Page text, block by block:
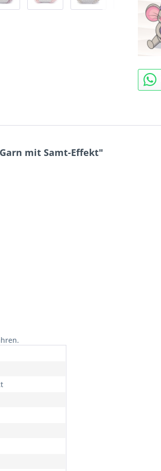
mit Samt-Effekt"